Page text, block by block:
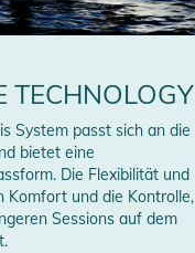
TECHNOLOGY
System passt sich an die
bietet eine
Die Flexibilität und
Komfort und die Kontrolle,
Sessions auf dem